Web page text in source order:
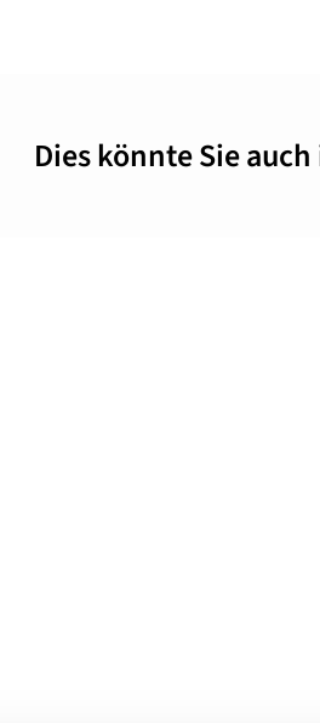
Dies könnte Sie